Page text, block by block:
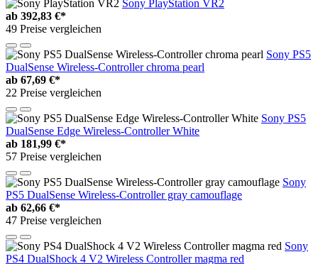
Sony PlayStation VR2
ab 392,83 €*
49 Preise vergleichen
Sony PS5
DualSense Wireless-Controller chroma pearl
ab 67,69 €*
22 Preise vergleichen
Sony PS5
DualSense Edge Wireless-Controller White
ab 181,99 €*
57 Preise vergleichen
Sony
PS5 DualSense Wireless-Controller gray camouflage
ab 62,66 €*
47 Preise vergleichen
Sony
PS4 DualShock 4 V2 Wireless Controller magma red